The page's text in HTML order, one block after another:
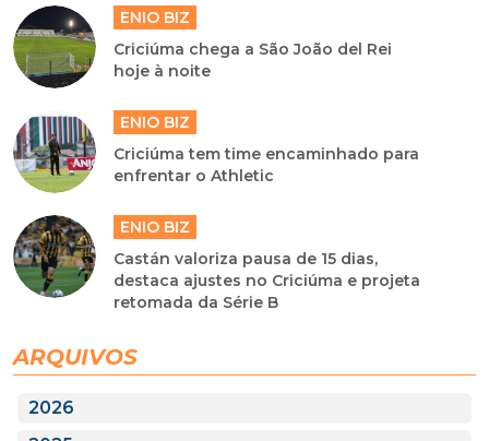
ENIO BIZ
Criciúma chega a São João del Rei
hoje à noite
ENIO BIZ
Criciúma tem time encaminhado para
enfrentar o Athletic
ENIO BIZ
Castán valoriza pausa de 15 dias,
destaca ajustes no Criciúma e projeta
retomada da Série B
ARQUIVOS
2026